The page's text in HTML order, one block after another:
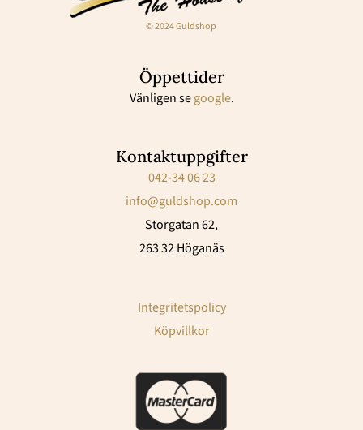
© 2024 Guldshop
Öppettider
Vänligen segoogle.
Kontaktuppgifter
042-34 06 23
info@guldshop.com
Storgatan 62,
263 32 Höganäs
Integritetspolicy
Köpvillkor